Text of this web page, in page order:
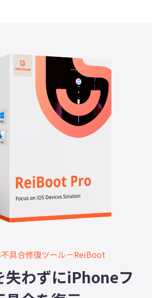
具合修復ツール－ReiBoot
失わずにiPhoneフ